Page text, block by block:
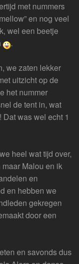
met nummers
en nog veel
wel een beetje
.
we zaten lekker
uitzicht op de
het nummer
de tent in, wat
was wel echt 1
heel wat tijd over,
Malou en ik
en
en hebben we
gekregen
door een
en savonds dus